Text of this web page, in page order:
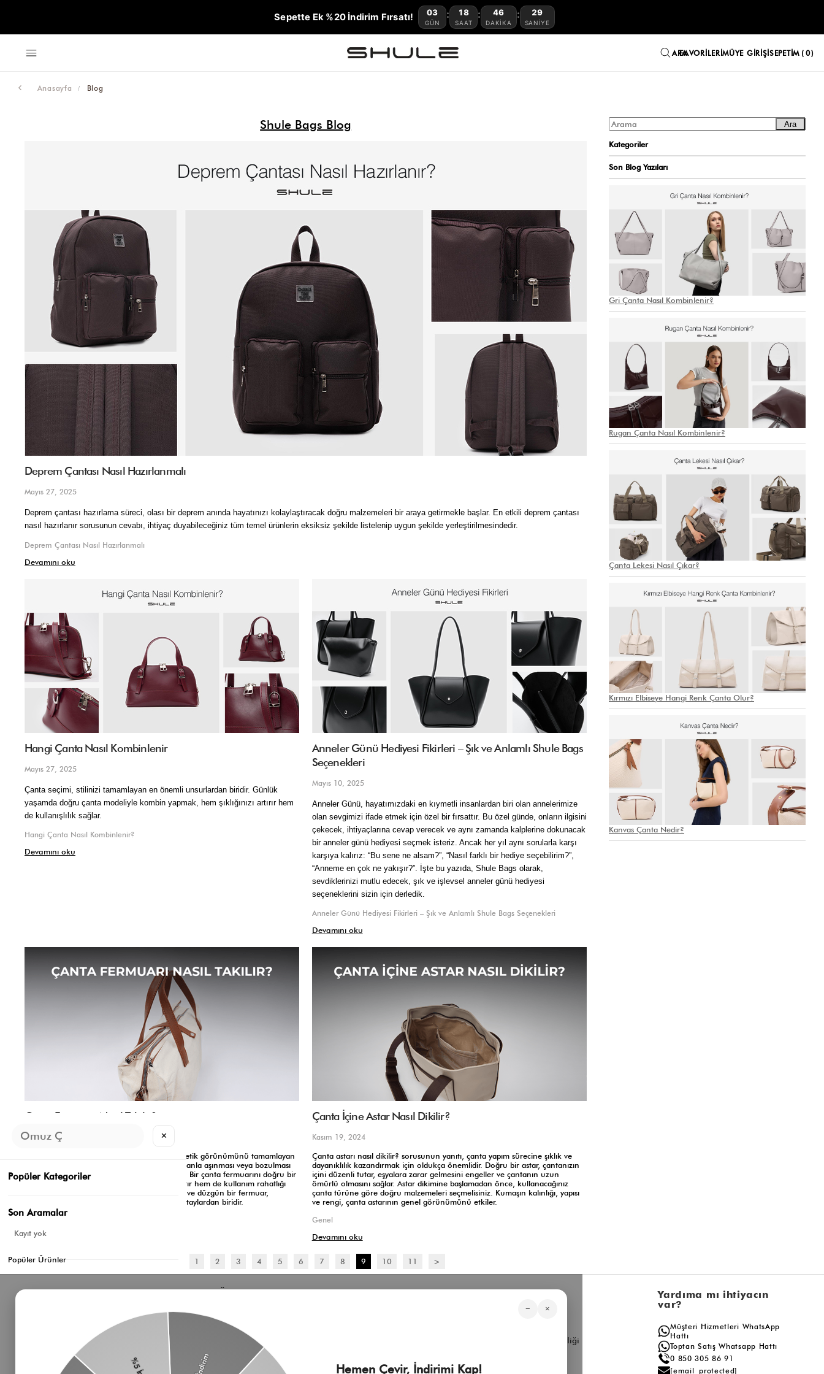
Sepette Ek %20 İndirim Fırsatı! 03
GÜN
: 18
SAAT
: 46
DAKIKA
: 28
SANIYE
FAVORILERIMÜYE GIRIŞISEPETIM 0
Anasayfa Blog
Shule Bags Blog
Deprem Çantası Nasıl Hazırlanmalı
Mayıs 27, 2025
Deprem çantası hazırlama süreci, olası bir deprem anında hayatınızı kolaylaştıracak doğru malzemeleri bir araya getirmekle başlar. En etkili deprem çantası
nasıl hazırlanır sorusunun cevabı, ihtiyaç duyabileceğiniz tüm temel ürünlerin eksiksiz şekilde listelenip uygun şekilde yerleştirilmesindedir.
Deprem Çantası Nasıl Hazırlanmalı
Devamını oku
Hangi Çanta Nasıl Kombinlenir
Mayıs 27, 2025
Çanta seçimi, stilinizi tamamlayan en önemli unsurlardan biridir. Günlük
yaşamda doğru çanta modeliyle kombin yapmak, hem şıklığınızı artırır hem
de kullanışlılık sağlar.
Hangi Çanta Nasıl Kombinlenir?
Devamını oku
Anneler Günü Hediyesi Fikirleri – Şık ve Anlamlı Shule Bags
Seçenekleri
Mayıs 10, 2025
Anneler Günü, hayatımızdaki en kıymetli insanlardan biri olan annelerimize
olan sevgimizi ifade etmek için özel bir fırsattır. Bu özel günde, onların ilgisini
çekecek, ihtiyaçlarına cevap verecek ve aynı zamanda kalplerine dokunacak
bir anneler günü hediyesi seçmek isteriz. Ancak her yıl aynı sorularla karşı
karşıya kalırız: “Bu sene ne alsam?”, “Nasıl farklı bir hediye seçebilirim?”,
“Anneme en çok ne yakışır?”. İşte bu yazıda, Shule Bags olarak,
sevdiklerinizi mutlu edecek, şık ve işlevsel anneler günü hediyesi
seçeneklerini sizin için derledik.
Anneler Günü Hediyesi Fikirleri – Şık ve Anlamlı Shule Bags Seçenekleri
Devamını oku
Çanta Fermuarı Nasıl Takılır?
Kasım 29, 2024
Çanta fermuarı, çantaların işlevselliğini ve estetik görünümünü tamamlayan
önemli bir unsurdur. Ancak fermuarların zamanla aşınması veya bozulması
kullanıcılar için sıkça karşılaşılan bir sorundur. Bir çanta fermuarını doğru bir
şekilde takmak, hem çantanızın ömrünü uzatır hem de kullanım rahatlığı
sağlar. Özellikle kadın çanta modellerinde şık ve düzgün bir fermuar,
çantanın genel duruşunu etkileyen başlıca detaylardan biridir.
Devamını oku
Çanta İçine Astar Nasıl Dikilir?
Kasım 19, 2024
Çanta astarı nasıl dikilir? sorusunun yanıtı, çanta yapım sürecine şıklık ve
dayanıklılık kazandırmak için oldukça önemlidir. Doğru bir astar, çantanızın
içini düzenli tutar, eşyalara zarar gelmesini engeller ve çantanın uzun
ömürlü olmasını sağlar. Astar dikimine başlamadan önce, kullanacağınız
çanta türüne göre doğru malzemeleri seçmelisiniz. Kumaşın kalınlığı, yapısı
ve rengi, çanta astarının genel görünümünü etkiler.
Genel
Devamını oku
1 2 3 4 5 6 7 8 9 10 11 >
Ara
Kategoriler
Son Blog Yazıları
Gri Çanta Nasıl Kombinlenir?
Rugan Çanta Nasıl Kombinlenir?
Çanta Lekesi Nasıl Çıkar?
Kırmızı Elbiseye Hangi Renk Çanta Olur?
Kanvas Çanta Nedir?
Bizden Haberler
hakkında ilk siz bilgi sahibi olun
Üyelik koşullarını
kişisel verilerimin
Öne Çıkan Kategorilerimiz
Omuz Çantası
Süet Çanta
Baget Çanta
Çapraz Çanta
Müşteri Hizmetleri
Çerez Politikası
Kurumsal
İnfluencer İş Birliği
Yardıma mı ihtiyacın
var?
Müşteri Hizmetleri WhatsApp
Hattı
Toptan Satış Whatsapp Hattı
0 850 305 86 91
[email protected]
− ×
Hemen Çevir, İndirimi Kap!
✕
Popüler Kategoriler
Son Aramalar
Kayıt yok
Popüler Ürünler